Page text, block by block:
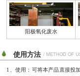
阳极氧化废水
使用方法 / METHOD OF
1、使用：可将本产品直接投